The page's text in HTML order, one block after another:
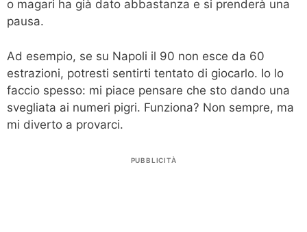
o magari ha già dato abbastanza e si prenderà una
pausa.
Ad esempio, se su Napoli il 90 non esce da 60
estrazioni, potresti sentirti tentato di giocarlo. Io lo
faccio spesso: mi piace pensare che sto dando una
svegliata ai numeri pigri. Funziona? Non sempre, ma
mi diverto a provarci.
PUBBLICITÀ